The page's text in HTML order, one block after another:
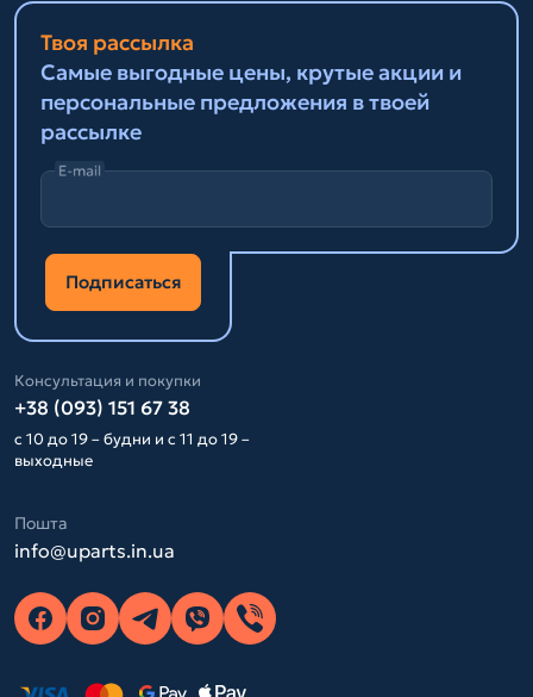
Твоя рассылка
Самые выгодные цены, крутые акции и
персональные предложения в твоей
рассылке
E-mail
Подписаться
Консультация и покупки
+38 (093) 151 67 38
с 10 до 19 – будни и с 11 до 19 –
выходные
Пошта
info@uparts.in.ua